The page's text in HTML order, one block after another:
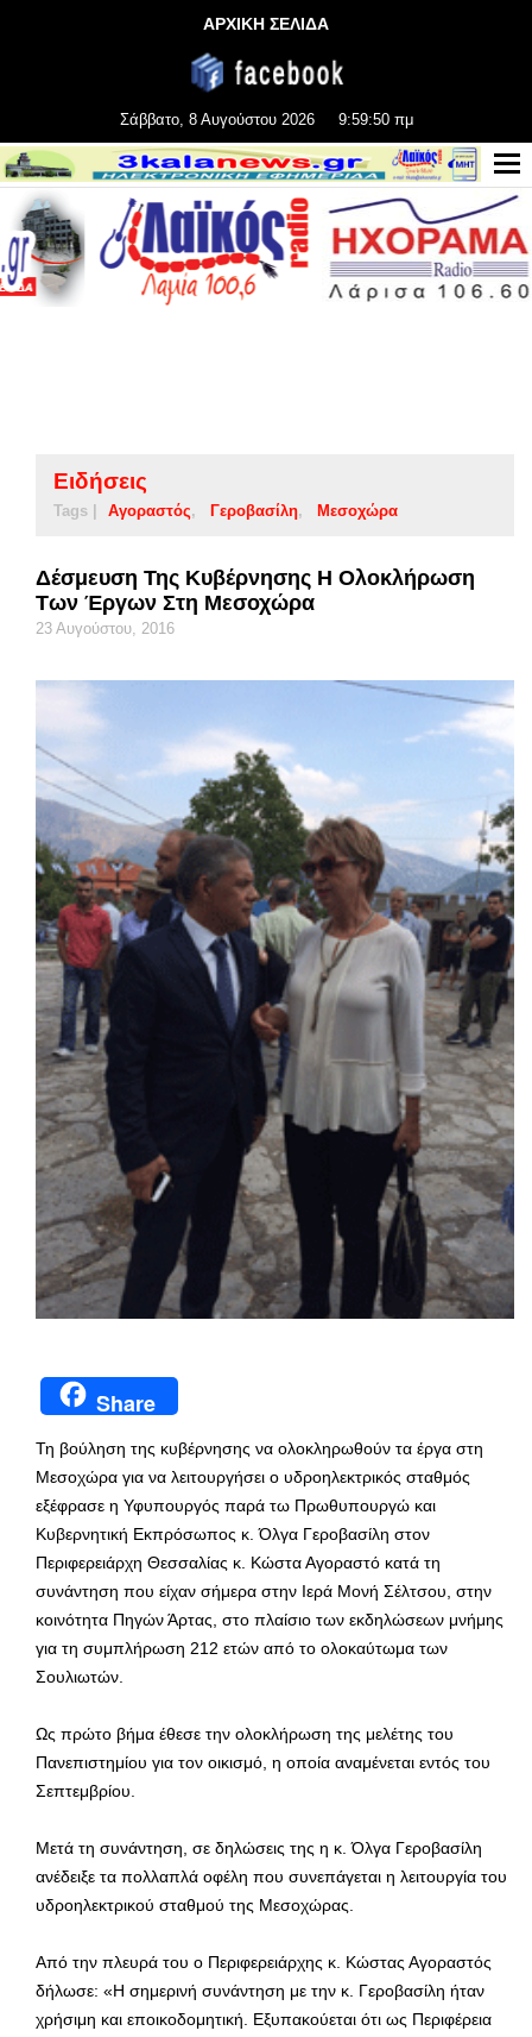
ΑΡΧΙΚΗ ΣΕΛΙΔΑ
Σάββατο, 8 Αυγούστου 2026 9:59:51 πμ
Ειδήσεις
Tags | Αγοραστός Γεροβασίλη Μεσοχώρα
Δέσμευση Της Κυβέρνησης Η Ολοκλήρωση
Των Έργων Στη Μεσοχώρα
23 Αυγούστου, 2016
Share
Τη βούληση της κυβέρνησης να ολοκληρωθούν τα έργα στη
Μεσοχώρα για να λειτουργήσει ο υδροηλεκτρικός σταθμός
εξέφρασε η Υφυπουργός παρά τω Πρωθυπουργώ και
Κυβερνητική Εκπρόσωπος κ. Όλγα Γεροβασίλη στον
Περιφερειάρχη Θεσσαλίας κ. Κώστα Αγοραστό κατά τη
συνάντηση που είχαν σήμερα στην Ιερά Μονή Σέλτσου, στην
κοινότητα Πηγών Άρτας, στο πλαίσιο των εκδηλώσεων μνήμης
για τη συμπλήρωση 212 ετών από το ολοκαύτωμα των
Σουλιωτών.
Ως πρώτο βήμα έθεσε την ολοκλήρωση της μελέτης του
Πανεπιστημίου για τον οικισμό, η οποία αναμένεται εντός του
Σεπτεμβρίου.
Μετά τη συνάντηση, σε δηλώσεις της η κ. Όλγα Γεροβασίλη
ανέδειξε τα πολλαπλά οφέλη που συνεπάγεται η λειτουργία του
υδροηλεκτρικού σταθμού της Μεσοχώρας.
Από την πλευρά του ο Περιφερειάρχης κ. Κώστας Αγοραστός
δήλωσε: «Η σημερινή συνάντηση με την κ. Γεροβασίλη ήταν
χρήσιμη και εποικοδομητική. Εξυπακούεται ότι ως Περιφέρεια